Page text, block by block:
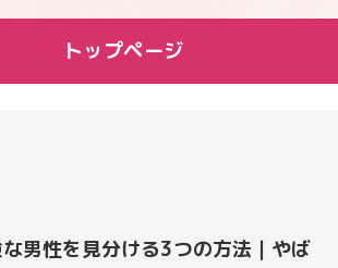
トップページ
男性を見分ける3つの方法｜やば